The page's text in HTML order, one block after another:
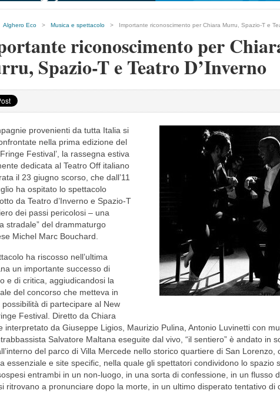
Alghero Eco > Musica e spettacolo > Importante riconoscimento per Chiara Murru, Spazio-T e
riconoscimento per
Spazio-T e Teatro D’Inverno
provenienti da tutta Italia si
nella prima edizione del
Fringe Festival’, la rassegna estiva
dedicata al Teatro Off italiano
il 23 giugno scorso, che dall’11
ha ospitato lo spettacolo
da Teatro d’Inverno e Spazio-T
dei passi pericolosi – una
stradale” del drammaturgo
Michel Marc Bouchard.
ha riscosso nell’ultima
un importante successo di
e di critica, aggiudicandosi la
del concorso che metteva in
possibilità di partecipare al New
Festival. Diretto da Chiara
interpretato da Giuseppe Ligios, Maurizio Pulina, Antonio Luvinetti con
Salvatore Maltana eseguite dal vivo, “il sentiero” è andato in
del parco di Villa Mercede nello storico quartiere di San Lorenzo,
essenziale e site specific , nella quale gli spettatori condividono lo spazio
entrambi in un non-luogo, in una sorta di confessione, in un flusso
ritrovano a pronunciare dopo la morte, in un ultimo disperato tentativo di